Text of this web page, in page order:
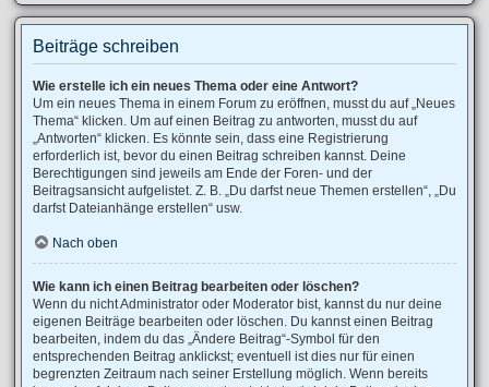
Beiträge schreiben
Wie erstelle ich ein neues Thema oder eine Antwort?
Um ein neues Thema in einem Forum zu eröffnen, musst du auf „Neues
Thema“ klicken. Um auf einen Beitrag zu antworten, musst du auf
„Antworten“ klicken. Es könnte sein, dass eine Registrierung
erforderlich ist, bevor du einen Beitrag schreiben kannst. Deine
Berechtigungen sind jeweils am Ende der Foren- und der
Beitragsansicht aufgelistet. Z. B. „Du darfst neue Themen erstellen“, „Du
darfst Dateianhänge erstellen“ usw.
Nach oben
Wie kann ich einen Beitrag bearbeiten oder löschen?
Wenn du nicht Administrator oder Moderator bist, kannst du nur deine
eigenen Beiträge bearbeiten oder löschen. Du kannst einen Beitrag
bearbeiten, indem du das „Ändere Beitrag“-Symbol für den
entsprechenden Beitrag anklickst; eventuell ist dies nur für einen
begrenzten Zeitraum nach seiner Erstellung möglich. Wenn bereits